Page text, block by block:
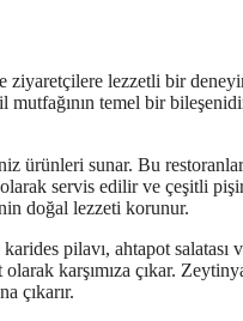
lezzetli bir
mutfağının temel bir
ürünleri sunar. Bu
servis edilir ve çeşitli
doğal lezzeti korunur.
pilavı, ahtapot
karşımıza çıkar.
çıkarır.